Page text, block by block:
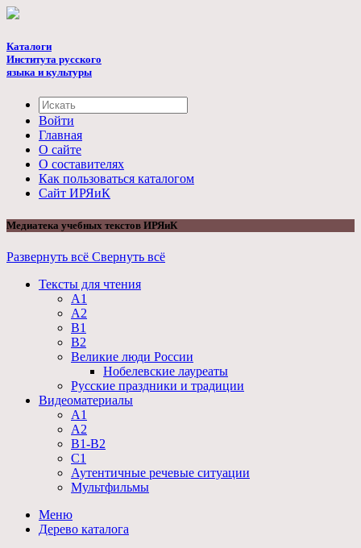
Каталоги
Института русского
языка и культуры
Войти
Главная
О сайте
О составителях
Как пользоваться каталогом
Cайт ИРЯиК
Медиатека учебных текстов ИРЯиК
Развернуть всё Свернуть всё
Тексты для чтения
А1
А2
B1
B2
Великие люди России
Нобелевские лауреаты
Русские праздники и традиции
Видеоматериалы
А1
А2
В1-В2
С1
Аутентичные речевые ситуации
Мультфильмы
Меню
Дерево каталога